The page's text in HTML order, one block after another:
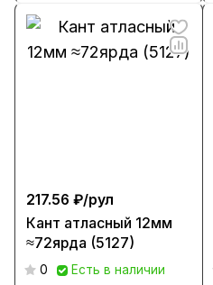
217.56 ₽/рул
Кант атласный 12мм
≈72ярда (5127)
0 Есть в наличии